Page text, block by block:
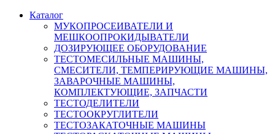
Каталог
МУКОПРОСЕИВАТЕЛИ И
МЕШКООПРОКИДЫВАТЕЛИ
ДОЗИРУЮЩЕЕ ОБОРУДОВАНИЕ
ТЕСТОМЕСИЛЬНЫЕ МАШИНЫ,
СМЕСИТЕЛИ, ТЕМПЕРИРУЮЩИЕ МАШИНЫ,
ЗАВАРОЧНЫЕ МАШИНЫ,
КОМПЛЕКТУЮЩИЕ, ЗАПЧАСТИ
ТЕСТОДЕЛИТЕЛИ
ТЕСТООКРУГЛИТЕЛИ
ТЕСТОЗАКАТОЧНЫЕ МАШИНЫ